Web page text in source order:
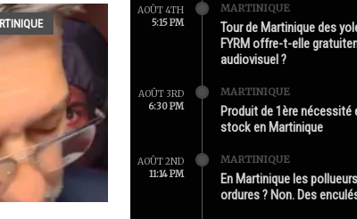
AOÛT 4TH
5:15 PM
MARTINIQUE
Tour de Martinique des
FYRM offre-t-elle
audiovisuel ?
AOÛT 3RD
6:30 PM
MARTINIQUE
Produit de 1ère nécessité
stock en Martinique
AOÛT 2ND
11:14 PM
MARTINIQUE
En Martinique les
ordures ? Non. Des